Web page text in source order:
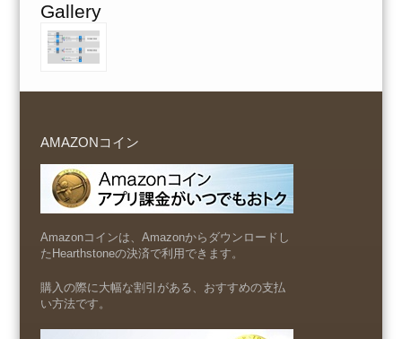
Gallery
AMAZONコイン
Amazonコインは、Amazonからダウンロードし
たHearthstoneの決済で利用できます。
購入の際に大幅な割引がある、おすすめの支払
い方法です。